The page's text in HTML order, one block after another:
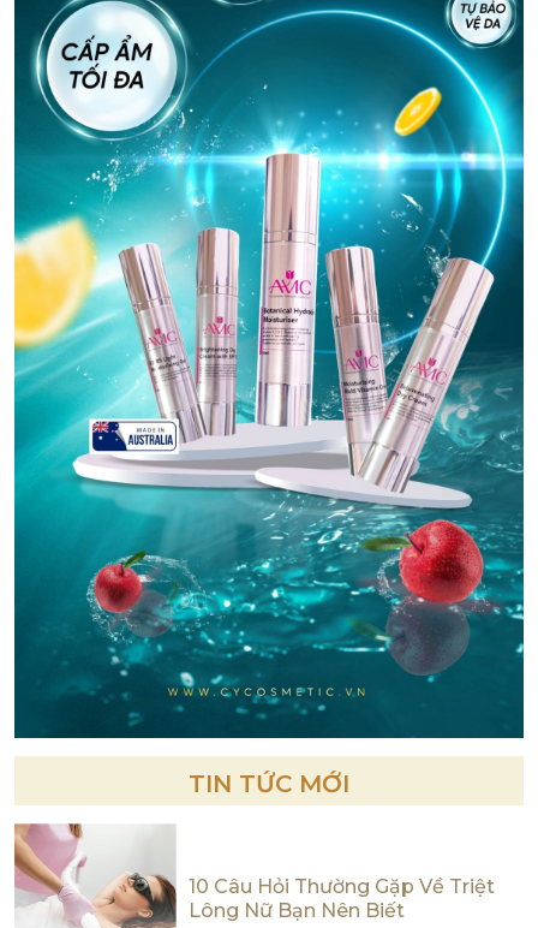
TIN TỨC MỚI
10 Câu Hỏi Thường Gặp Về Triệt
Lông Nữ Bạn Nên Biết